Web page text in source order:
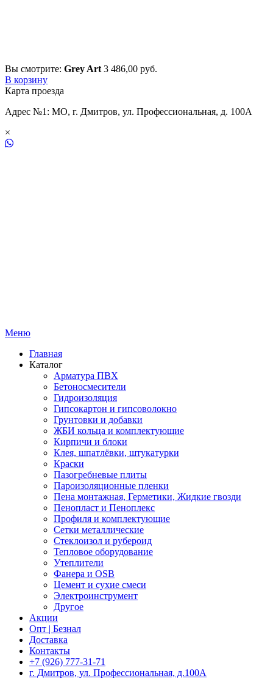
Вы смотрите: Grey Art 3 486,00 руб.
В корзину
Карта проезда
Адрес №1: МО, г. Дмитров, ул. Профессиональная, д. 100А
×
Меню
Главная
Каталог
Арматура ПВХ
Бетоносмесители
Гидроизоляция
Гипсокартон и гипсоволокно
Грунтовки и добавки
ЖБИ кольца и комплектующие
Кирпичи и блоки
Клея, шпатлёвки, штукатурки
Краски
Пазогребневые плиты
Пароизоляционные пленки
Пена монтажная, Герметики, Жидкие гвозди
Пенопласт и Пеноплекс
Профиля и комплектующие
Сетки металлические
Стеклоизол и рубероид
Тепловое оборудование
Утеплители
Фанера и OSB
Цемент и сухие смеси
Электроинструмент
Другое
Акции
Опт | Безнал
Доставка
Контакты
+7 (926) 777-31-71
г. Дмитров, ул. Профессиональная, д.100А